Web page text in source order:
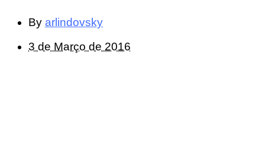
By arlindovsky
3 de Março de 2016